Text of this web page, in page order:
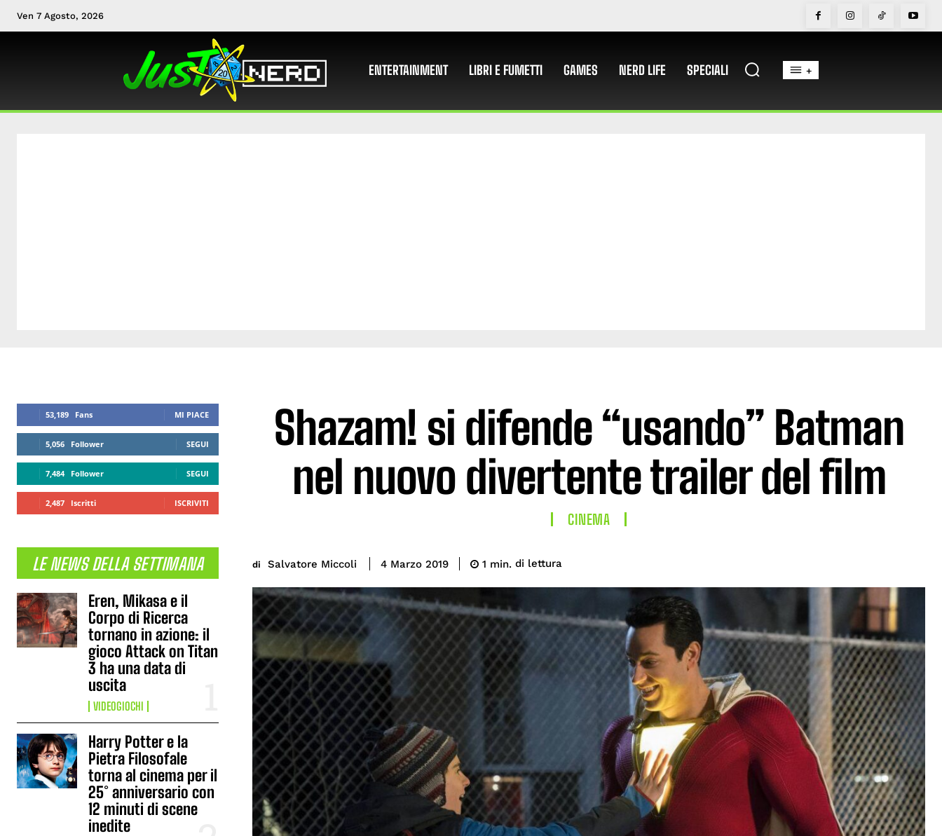
Ven 7 Agosto, 2026
ENTERTAINMENT LIBRI E FUMETTI GAMES NERD LIFE SPECIALI +
53,189 Fans MI PIACE
5,056 Follower SEGUI
7,484 Follower SEGUI
2,487 Iscritti ISCRIVITI
LE NEWS DELLA SETTIMANA
Eren, Mikasa e il
Corpo di Ricerca
tornano in azione: il
gioco Attack on Titan
3 ha una data di
uscita
VIDEOGIOCHI
Harry Potter e la
Pietra Filosofale
torna al cinema per il
25° anniversario con
12 minuti di scene
inedite
Shazam! si difende “usando” Batman
nel nuovo divertente trailer del film
CINEMA
di Salvatore Miccoli 4 Marzo 2019 1 min. di lettura